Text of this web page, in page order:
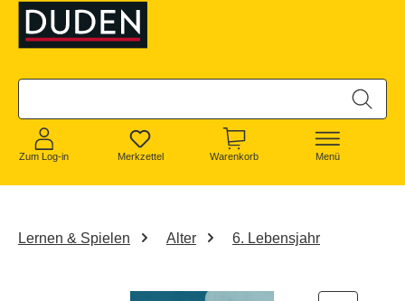
springen
Zum Log-in Merkzettel Warenkorb Menü
Lernen & Spielen Alter 6. Lebensjahr